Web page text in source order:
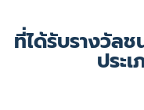
ที่ได้รับรางวัลช
ประ